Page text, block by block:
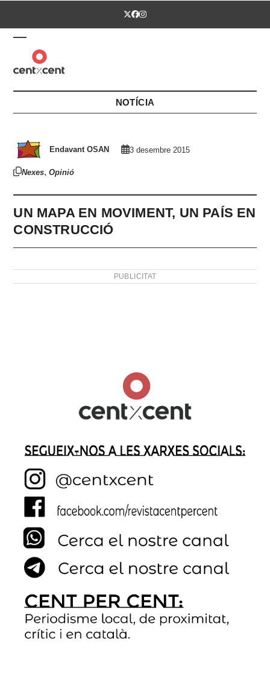
Twitter
Facebook
Instagram
Open
mobile
menu
Close
mobile
menu
NOTÍCIA
Endavant OSAN 3 desembre 2015
Nexes,Opinió
UN MAPA EN MOVIMENT, UN PAÍS EN
CONSTRUCCIÓ
PUBLICITAT